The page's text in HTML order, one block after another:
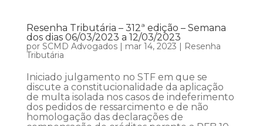
Resenha Tributária – 312ª edição – Semana
dos dias 06/03/2023 a 12/03/2023
por SCMD Advogados| mar 14, 2023 | Resenha
Tributária
Iniciado julgamento no STF em que se
discute a constitucionalidade da aplicação
de multa isolada nos casos de indeferimento
dos pedidos de ressarcimento e de não
homologação das declarações de